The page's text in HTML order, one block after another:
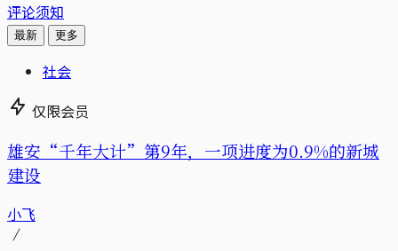
评论须知
最新 更多
社会
仅限会员
雄安“千年大计”第9年，一项进度为0.9%的新城
建设
小飞